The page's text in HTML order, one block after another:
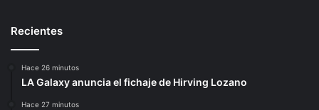
Recientes
Hace 26 minutos
LA Galaxy anuncia el fichaje de Hirving Lozano
Hace 27 minutos